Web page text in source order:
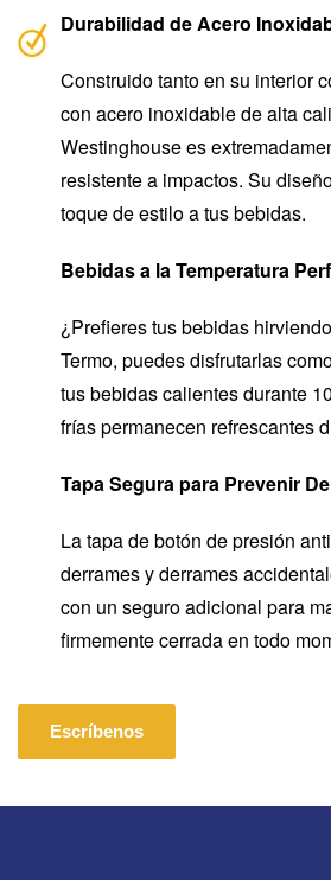
Durabilidad de Acero
Construido tanto en su interior
con acero inoxidable de alta
Westinghouse es
resistente a impactos. Su
toque de estilo a tus bebidas.
Bebidas a la Temperatura
¿Prefieres tus bebidas
Termo, puedes disfrutarlas
tus bebidas calientes durante
frías permanecen refrescantes
Tapa Segura para Prevenir
La tapa de botón de presión
derrames y derrames
con un seguro adicional para
firmemente cerrada en todo
Escríbenos